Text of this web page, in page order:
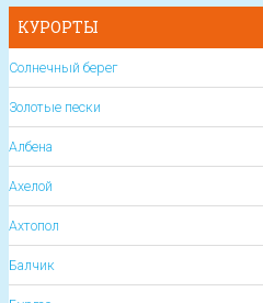
КУРОРТЫ
Солнечный берег
Золотые пески
Албена
Ахелой
Ахтопол
Балчик